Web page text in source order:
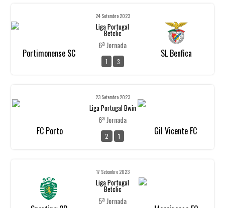
Portimonense SC
24 Setembro 2023
Liga Portugal
Betclic
6ª Jornada
1 3
SL Benfica
FC Porto
23 Setembro 2023
Liga Portugal Bwin
6ª Jornada
2 1 Gil Vicente FC
17 Setembro 2023
Liga Portugal
Betclic
5ª Jornada